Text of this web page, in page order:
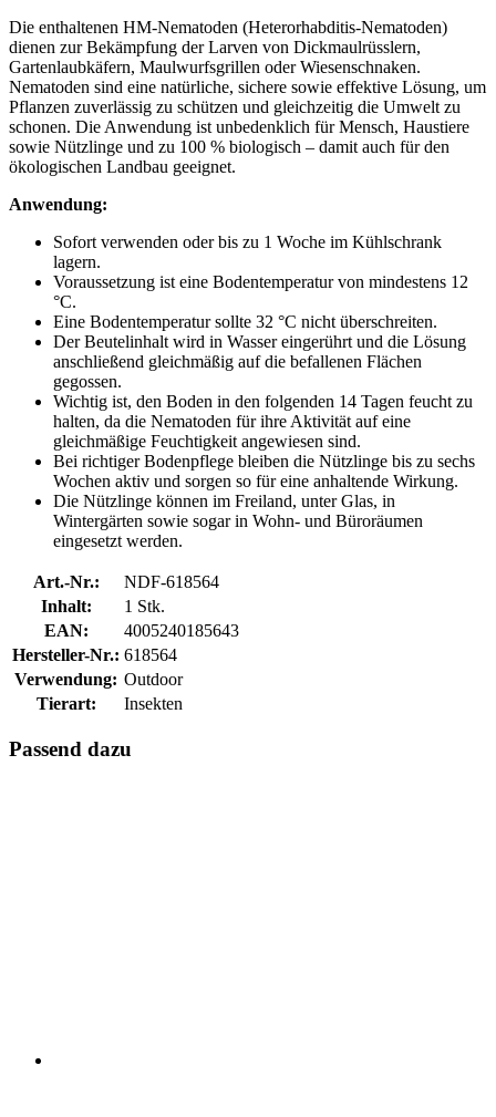
Die enthaltenen HM-Nematoden (Heterorhabditis-Nematoden)
dienen zur Bekämpfung der Larven von Dickmaulrüsslern,
Gartenlaubkäfern, Maulwurfsgrillen oder Wiesenschnaken.
Nematoden sind eine natürliche, sichere sowie effektive Lösung, um
Pflanzen zuverlässig zu schützen und gleichzeitig die Umwelt zu
schonen. Die Anwendung ist unbedenklich für Mensch, Haustiere
sowie Nützlinge und zu 100 % biologisch – damit auch für den
ökologischen Landbau geeignet.
Anwendung:
Sofort verwenden oder bis zu 1 Woche im Kühlschrank
lagern.
Voraussetzung ist eine Bodentemperatur von mindestens 12
°C.
Eine Bodentemperatur sollte 32 °C nicht überschreiten.
Der Beutelinhalt wird in Wasser eingerührt und die Lösung
anschließend gleichmäßig auf die befallenen Flächen
gegossen.
Wichtig ist, den Boden in den folgenden 14 Tagen feucht zu
halten, da die Nematoden für ihre Aktivität auf eine
gleichmäßige Feuchtigkeit angewiesen sind.
Bei richtiger Bodenpflege bleiben die Nützlinge bis zu sechs
Wochen aktiv und sorgen so für eine anhaltende Wirkung.
Die Nützlinge können im Freiland, unter Glas, in
Wintergärten sowie sogar in Wohn- und Büroräumen
eingesetzt werden.
Art.-Nr.:
NDF-618564
Inhalt:
1 Stk.
EAN:
4005240185643
Hersteller-Nr.: 618564
Verwendung: Outdoor
Tierart:
Insekten
Passend dazu